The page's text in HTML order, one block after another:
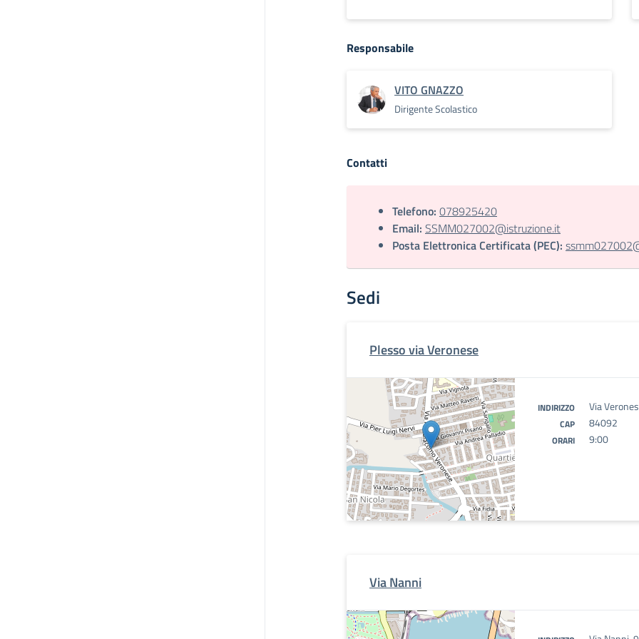
Responsabile
VITO GNAZZO
Dirigente Scolastico
Contatti
Telefono: 078925420
Email: SSMM027002@istruzione.it
Posta Elettronica Certificata (PEC):
Sedi
Plesso via Veronese
INDIRIZZO Via
CAP 84092
ORARI 9:00
Via Nanni